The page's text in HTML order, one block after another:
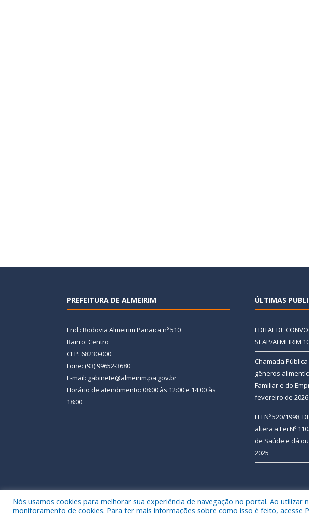
PREFEITURA DE ALMEIRIM
End.: Rodovia Almeirim Panaica nº 510
Bairro: Centro
CEP: 68230-000
Fone: (93) 99652-3680
E-mail: gabinete@almeirim.pa.gov.br
Horário de atendimento: 08:00 às 12:00 e 14:00 às
18:00
ÚLTIMAS
EDITAL DE
SEAP/ALMEIRIM
Chamada
gêneros
Familiar e do
fevereiro de 2026
LEI Nº 520/1998,
altera a Lei Nº
de Saúde e dá
2025
Todos os direitos reservados a Prefeitura Municipal de Almeirim.
Nós usamos cookies para melhorar sua experiência de navegação no portal. Ao
monitoramento de cookies. Para ter mais informações sobre como isso é feito, acesse